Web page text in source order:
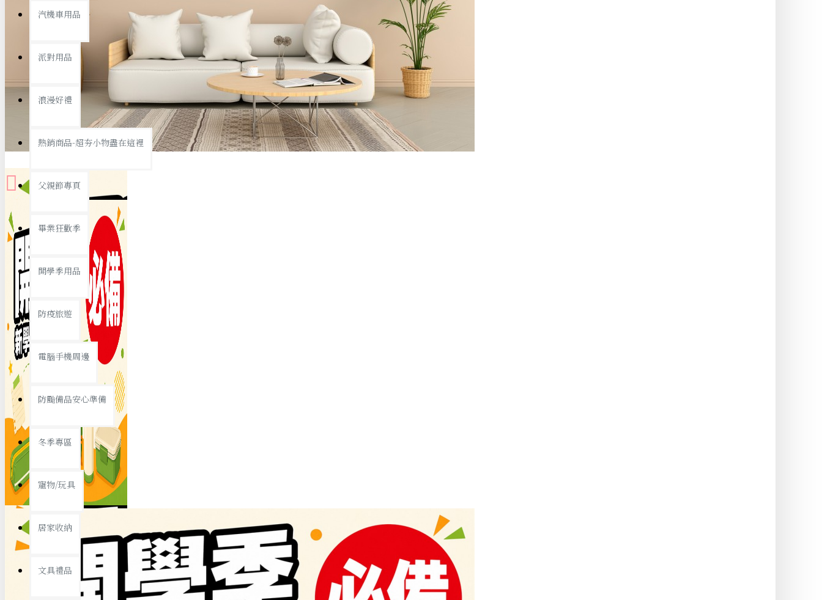
置物架/收納櫃
銅板精選
19元專區
39元專區
節慶熱賣
春節/新年
汽機車用品
派對用品
浪漫好禮
熱銷商品-超夯小物盡在這裡
父親節專頁
畢業狂歡季
開學季用品
防疫旅遊
電腦手機周邊
防颱備品安心準備
冬季專區
寵物/玩具
居家收納
文具禮品